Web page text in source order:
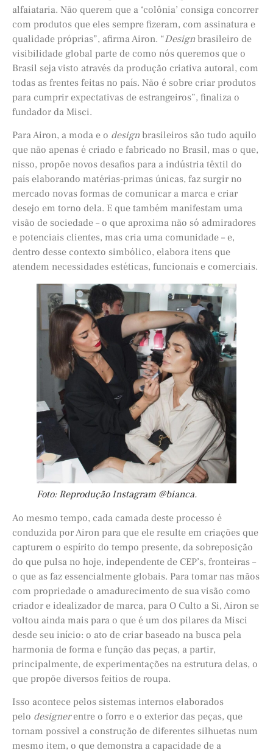
alfaiataria. Não querem que a ‘colônia’ consiga concorrer
com produtos que eles sempre fizeram, com assinatura e
qualidade próprias”, afirma Airon. “Design brasileiro de
visibilidade global parte de como nós queremos que o
Brasil seja visto através da produção criativa autoral, com
todas as frentes feitas no país. Não é sobre criar produtos
para cumprir expectativas de estrangeiros”, finaliza o
fundador da Misci.
Para Airon, a moda e o design brasileiros são tudo aquilo
que não apenas é criado e fabricado no Brasil, mas o que,
nisso, propõe novos desafios para a indústria têxtil do
país elaborando matérias-primas únicas, faz surgir no
mercado novas formas de comunicar a marca e criar
desejo em torno dela. E que também manifestam uma
visão de sociedade – o que aproxima não só admiradores
e potenciais clientes, mas cria uma comunidade – e,
dentro desse contexto simbólico, elabora itens que
atendem necessidades estéticas, funcionais e comerciais.
Foto: Reprodução Instagram @bianca.
Ao mesmo tempo, cada camada deste processo é
conduzida por Airon para que ele resulte em criações que
capturem o espírito do tempo presente, da sobreposição
do que pulsa no hoje, independente de CEP’s, fronteiras –
o que as faz essencialmente globais. Para tomar nas mãos
com propriedade o amadurecimento de sua visão como
criador e idealizador de marca, para O Culto a Si, Airon se
voltou ainda mais para o que é um dos pilares da Misci
desde seu início: o ato de criar baseado na busca pela
harmonia de forma e função das peças, a partir,
principalmente, de experimentações na estrutura delas, o
que propõe diversos feitios de roupa.
Isso acontece pelos sistemas internos elaborados
pelo designerentre o forro e o exterior das peças, que
tornam possível a construção de diferentes silhuetas num
mesmo item, o que demonstra a capacidade de a